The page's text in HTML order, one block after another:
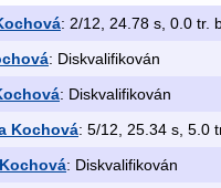
: 2/12, 24.78 s, 0.0 tr.
: Diskvalifikován
: Diskvalifikován
Kochová: 5/12, 25.34 s, 5.0
: Diskvalifikován